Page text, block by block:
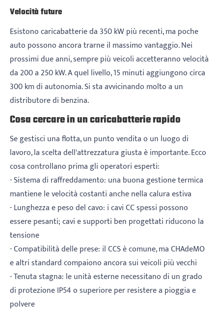
Velocità future
Esistono caricabatterie da 350 kW più recenti, ma poche
auto possono ancora trarne il massimo vantaggio. Nei
prossimi due anni, sempre più veicoli accetteranno velocità
da 200 a 250 kW. A quel livello, 15 minuti aggiungono circa
300 km di autonomia. Si sta avvicinando molto a un
distributore di benzina.
Cosa cercare in un caricabatterie rapido
Se gestisci una flotta, un punto vendita o un luogo di
lavoro, la scelta dell'attrezzatura giusta è importante. Ecco
cosa controllano prima gli operatori esperti:
- Sistema di raffreddamento: una buona gestione termica
mantiene le velocità costanti anche nella calura estiva
- Lunghezza e peso del cavo: i cavi CC spessi possono
essere pesanti; cavi e supporti ben progettati riducono la
tensione
- Compatibilità delle prese: il CCS è comune, ma CHAdeMO
e altri standard compaiono ancora sui veicoli più vecchi
- Tenuta stagna: le unità esterne necessitano di un grado
di protezione IP54 o superiore per resistere a pioggia e
polvere